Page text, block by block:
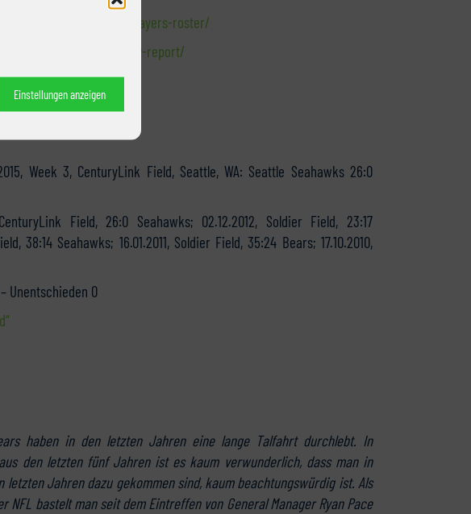
Einstellungen anzeigen
team/players-roster/
team/injury-report/
Week 3, CenturyLink Field, Seattle, WA: Seattle Seahawks 26:0
Field, 26:0 Seahawks; 02.12.2012, Soldier Field, 23:17
38:14 Seahawks; 16.01.2011, Soldier Field, 35:24 Bears; 17.10.2010,
Unentschieden 0
haben in den letzten Jahren eine lange Talfahrt durchlebt. In
den letzten fünf Jahren ist es kaum verwunderlich, dass man in
letzten Jahren dazu gekommen sind, kaum beachtungswürdig ist. Als
bastelt man seit dem Eintreffen von General Manager Ryan Pace